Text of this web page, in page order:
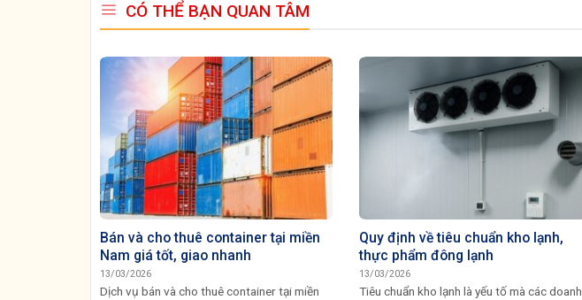
CÓ THỂ BẠN QUAN TÂM
Bán và cho thuê container tại miền
Nam giá tốt, giao nhanh
13/03/2026
Dịch vụ bán và cho thuê container tại miền
Quy định về tiêu chuẩn kho lạnh,
thực phẩm đông lạnh
13/03/2026
Tiêu chuẩn kho lạnh là yếu tố mà các doanh